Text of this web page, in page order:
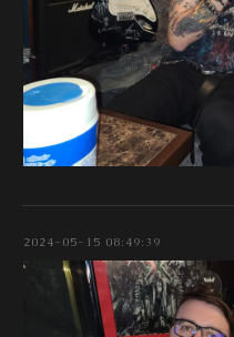
2024-05-15 08:49:39